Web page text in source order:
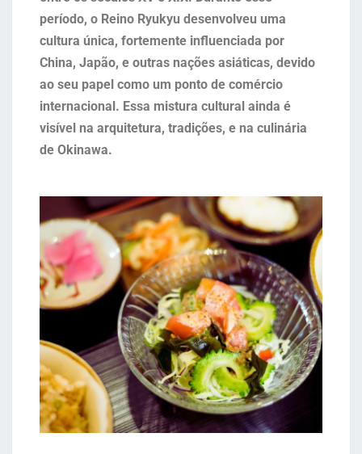
período, o Reino Ryukyu desenvolveu uma
cultura única, fortemente influenciada por
China, Japão, e outras nações asiáticas, devido
ao seu papel como um ponto de comércio
internacional. Essa mistura cultural ainda é
visível na arquitetura, tradições, e na culinária
de Okinawa.